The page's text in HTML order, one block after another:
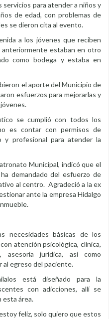
para atender a niños y
de edad, con problemas de
se dieron cita al evento.
a los jóvenes que reciben
estaban en otro
como bodega y estaba en
el aporte del Municipio de
esfuerzos para mejorarlas y
se cumplió con todos los
es contar con permisos de
y profesional para atender la
Municipal, indicó que el
demandado del esfuerzo de
al centro. Agradeció a la ex
ante la empresa Hidalgo
necesidades básicas de los
atención psicológica, clínica,
asesoría jurídica, así como
egreso del paciente.
está diseñado para la
con adicciones, allí se
esta área.
feliz, solo quiero que estos